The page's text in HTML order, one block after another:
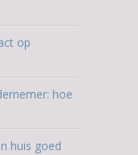
op
hoe
huis goed